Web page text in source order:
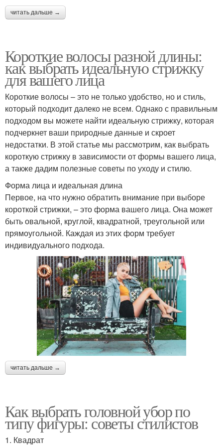
читать дальше →
Короткие волосы разной длины:
как выбрать идеальную стрижку
для вашего лица
Короткие волосы – это не только удобство, но и стиль,
который подходит далеко не всем. Однако с правильным
подходом вы можете найти идеальную стрижку, которая
подчеркнет ваши природные данные и скроет
недостатки. В этой статье мы рассмотрим, как выбрать
короткую стрижку в зависимости от формы вашего лица,
а также дадим полезные советы по уходу и стилю.
Форма лица и идеальная длина
Первое, на что нужно обратить внимание при выборе
короткой стрижки, – это форма вашего лица. Она может
быть овальной, круглой, квадратной, треугольной или
прямоугольной. Каждая из этих форм требует
индивидуального подхода.
читать дальше →
Как выбрать головной убор по
типу фигуры: советы стилистов
1. Квадрат